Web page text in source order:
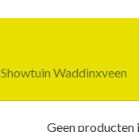
Showtuin Waddinxveen
Geen producten